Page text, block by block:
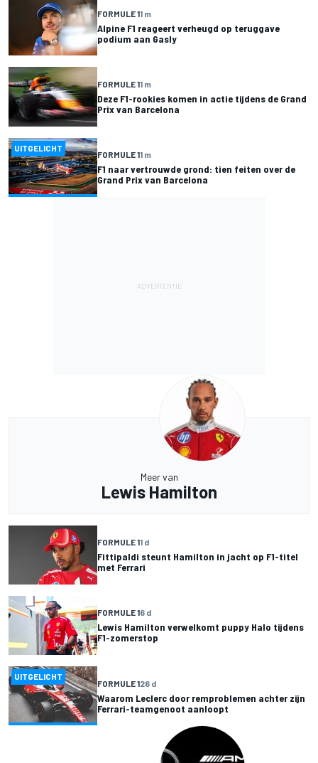
FORMULE 11 m
Alpine F1 reageert verheugd op teruggave
podium aan Gasly
FORMULE 11 m
Deze F1-rookies komen in actie tijdens de Grand
Prix van Barcelona
UITGELICHT
FORMULE 11 m
F1 naar vertrouwde grond: tien feiten over de
Grand Prix van Barcelona
Meer van
Lewis Hamilton
FORMULE 11 d
Fittipaldi steunt Hamilton in jacht op F1-titel
met Ferrari
FORMULE 16 d
Lewis Hamilton verwelkomt puppy Halo tijdens
F1-zomerstop
UITGELICHT
FORMULE 126 d
Waarom Leclerc door remproblemen achter zijn
Ferrari-teamgenoot aanloopt